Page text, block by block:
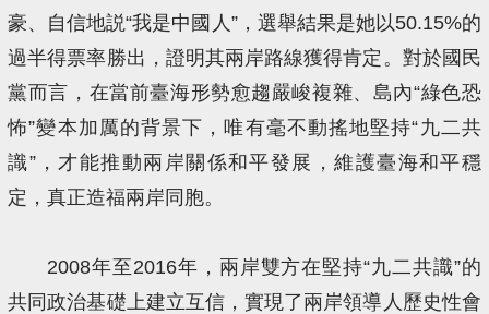
豪、自信地説“我是中國人”，選舉結果是她以50.15%的
過半得票率勝出，證明其兩岸路線獲得肯定。對於國民
黨而言，在當前臺海形勢愈趨嚴峻複雜、島內“綠色恐
怖”變本加厲的背景下，唯有毫不動搖地堅持“九二共
識”，才能推動兩岸關係和平發展，維護臺海和平穩
定，真正造福兩岸同胞。
2008年至2016年，兩岸雙方在堅持“九二共識”的
共同政治基礎上建立互信，實現了兩岸領導人歷史性會